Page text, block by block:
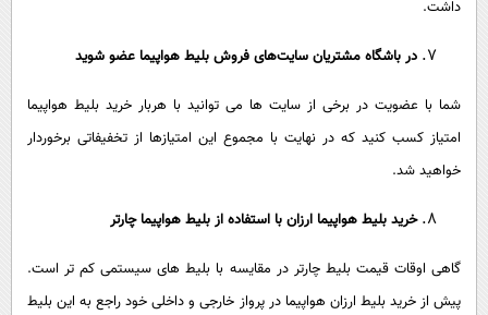
داشت.
در باشگاه مشتریان سایت‌های فروش بلیط هواپیما عضو شوید
شما با عضویت در برخی از سایت ها می توانید با هربار خرید بلیط هواپیما
امتیاز کسب کنید که در نهایت با مجموع این امتیازها از تخفیفاتی برخوردار
خواهید شد.
خرید بلیط هواپیما ارزان با استفاده از بلیط هواپیما چارتر
گاهی اوقات قیمت بلیط چارتر در مقایسه با بلیط های سیستمی کم تر است.
پیش از خرید بلیط ارزان هواپیما در پرواز خارجی و داخلی خود راجع به این بلیط